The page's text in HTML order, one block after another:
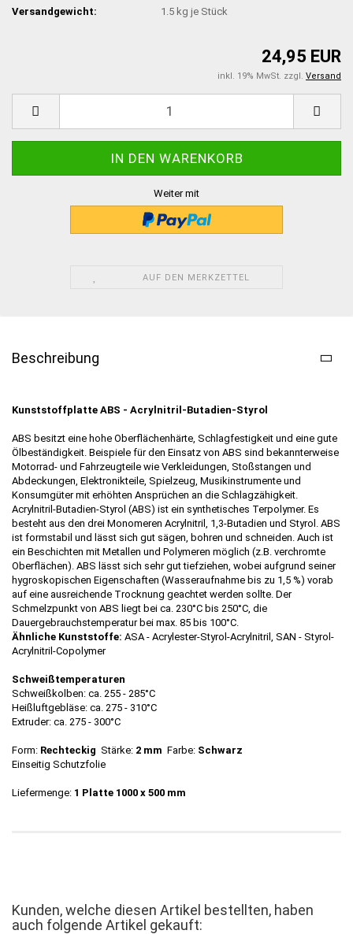
Versandgewicht:
1.5 kg je Stück
24,95 EUR
inkl. 19% MwSt. zzgl. Versand
Weiter mit
AUF DEN MERKZETTEL
Beschreibung
Kunststoffplatte ABS - Acrylnitril-Butadien-Styrol
ABS besitzt eine hohe Oberflächenhärte, Schlagfestigkeit und eine gute
Ölbeständigkeit. Beispiele für den Einsatz von ABS sind bekannterweise
Motorrad- und Fahrzeugteile wie Verkleidungen, Stoßstangen und
Abdeckungen, Elektronikteile, Spielzeug, Musikinstrumente und
Konsumgüter mit erhöhten Ansprüchen an die Schlagzähigkeit.
Acrylnitril-Butadien-Styrol (ABS) ist ein synthetisches Terpolymer. Es
besteht aus den drei Monomeren Acrylnitril, 1,3-Butadien und Styrol. ABS
ist formstabil und lässt sich gut sägen, bohren und schneiden. Auch ist
ein Beschichten mit Metallen und Polymeren möglich (z.B. verchromte
Oberflächen). ABS lässt sich sehr gut tiefziehen, wobei aufgrund seiner
hygroskopischen Eigenschaften (Wasseraufnahme bis zu 1,5 %) vorab
auf eine ausreichende Trocknung geachtet werden sollte. Der
Schmelzpunkt von ABS liegt bei ca. 230°C bis 250°C, die
Dauergebrauchstemperatur bei max. 85 bis 100°C.
Ähnliche Kunststoffe: ASA - Acrylester-Styrol-Acrylnitril, SAN - Styrol-
Acrylnitril-Copolymer
Schweißtemperaturen
Schweißkolben: ca. 255 - 285°C
Heißluftgebläse: ca. 275 - 310°C
Extruder: ca. 275 - 300°C
Form: Rechteckig Stärke: 2 mm Farbe: Schwarz
Einseitig Schutzfolie
Liefermenge: 1 Platte 1000 x 500 mm
Kunden, welche diesen Artikel bestellten, haben
auch folgende Artikel gekauft: